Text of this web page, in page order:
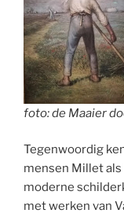
foto: de Maaier
Tegenwoordig
mensen Millet als
moderne
met werken van